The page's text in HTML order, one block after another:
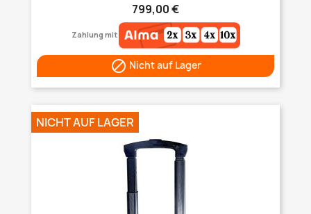
799,00 €
Zahlung mit
 Nicht auf Lager
NICHT AUF LAGER